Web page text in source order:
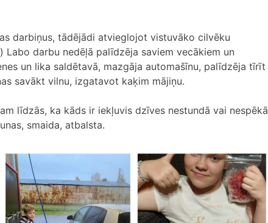
darbiņus, tādējādi atvieglojot vistuvāko cilvēku
darbu nedēļā palīdzēja saviem vecākiem un
un lika saldētavā, mazgāja automašīnu, palīdzēja tīrīt
savākt vilnu, izgatavot kaķim mājiņu.
līdzās, ka kāds ir iekļuvis dzīves nestundā vai nespēkā
smaida, atbalsta.